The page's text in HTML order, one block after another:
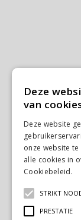
Deze
van
Deze website
onze website
alle cookies in
Cookiebeleid.
STRIKT
PRESTATIE